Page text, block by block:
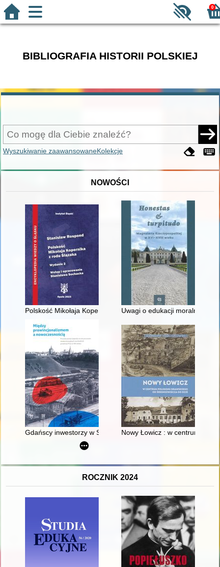
0
BIBLIOGRAFIA HISTORII POLSKIEJ
Wyszukiwanie zaawansowaneKolekcje
NOWOŚCI
Polskość Mikołaja Kopernika z rodu ŚlązakaUwagi o edukacji moralnej
Gdańscy inwestorzy w Sopocie : prestiż finansowy i
Nowy Łowicz : w centrum
ROCZNIK 2024